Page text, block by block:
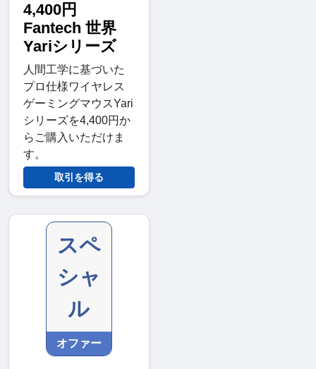
4,400円
Fantech 世界
Yariシリーズ
人間工学に基づいた
プロ仕様ワイヤレス
ゲーミングマウスYari
シリーズを4,400円か
らご購入いただけま
す。
取引を得る
スペ
シャ
ル
オファー